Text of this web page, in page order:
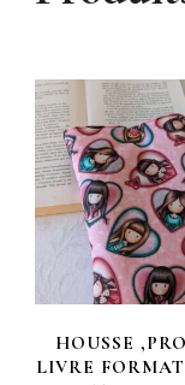
HOUSSE
LIVRE